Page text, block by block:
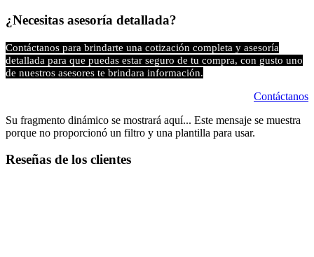
¿Necesitas asesoría detallada?
Contáctanos para brindarte una cotización completa y asesoría
detallada para que puedas estar seguro de tu compra, con gusto uno
de nuestros asesores te brindara información.
Contáctanos
Su fragmento dinámico se mostrará aquí... Este mensaje se muestra
porque no proporcionó un filtro y una plantilla para usar.
Reseñas de los clientes